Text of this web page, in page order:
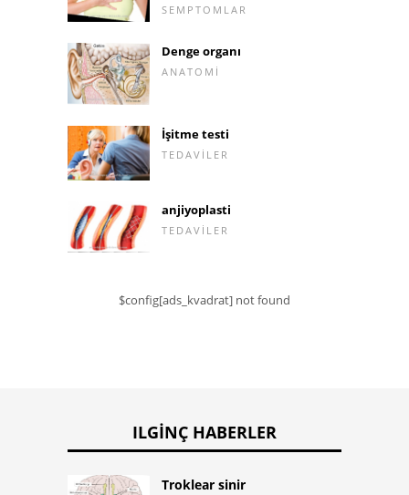
SEMPTOMLAR
Denge organı
ANATOMI
İşitme testi
TEDAVILER
anjiyoplasti
TEDAVILER
$config[ads_kvadrat] not found
ILGINÇ HABERLER
Troklear sinir